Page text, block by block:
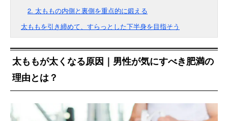
2. 太ももの内側と裏側を重点的に鍛える
太ももを引き締めて、すらっとした下半身を目指そう
太ももが太くなる原因｜男性が気にすべき肥満の
理由とは？